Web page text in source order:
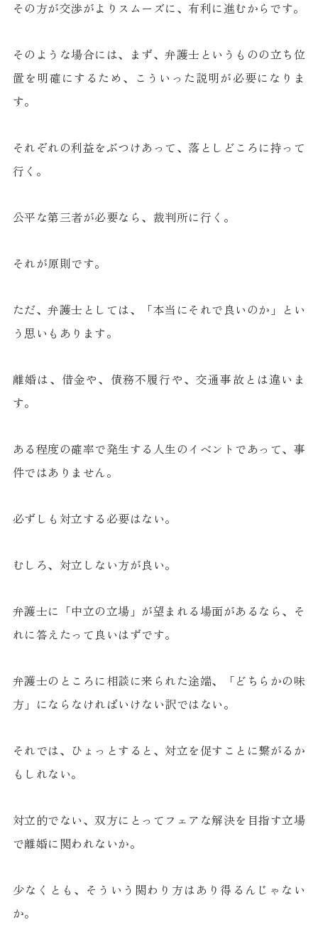
その方が交渉がよりスムーズに、有利に進むからです。
そのような場合には、まず、弁護士というものの立ち位
置を明確にするため、こういった説明が必要になりま
す。
それぞれの利益をぶつけあって、落としどころに持って
行く。
公平な第三者が必要なら、裁判所に行く。
それが原則です。
ただ、弁護士としては、「本当にそれで良いのか」とい
う思いもあります。
離婚は、借金や、債務不履行や、交通事故とは違いま
す。
ある程度の確率で発生する人生のイベントであって、事
件ではありません。
必ずしも対立する必要はない。
むしろ、対立しない方が良い。
弁護士に「中立の立場」が望まれる場面があるなら、そ
れに答えたって良いはずです。
弁護士のところに相談に来られた途端、「どちらかの味
方」にならなければいけない訳ではない。
それでは、ひょっとすると、対立を促すことに繋がるか
もしれない。
対立的でない、双方にとってフェアな解決を目指す立場
で離婚に関われないか。
少なくとも、そういう関わり方はあり得るんじゃない
か。